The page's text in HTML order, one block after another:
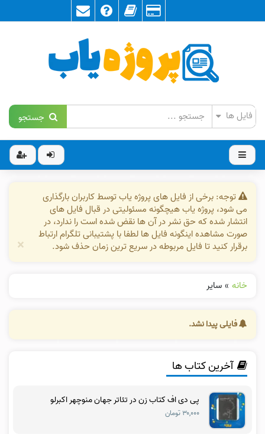
جستجو
توجه: برخی از فایل های پروژه یاب توسط کاربران بارگذاری
می شود، پروژه یاب هیچگونه مسئولیتی در قبال فایل های
انتشار شده که حق نشر در آن ها نقض شده است را ندارد، در
صورت مشاهده اینگونه فایل ها لطفا با پشتیبانی تلگرام ارتباط
برقرار کنید تا فایل مربوطه در سریع ترین زمان حذف شود.
×
خانه » سایر
فایلی پیدا نشد.
آخرین کتاب ها
پی دی اف کتاب زن در تئاتر جهان منوچهر اکبرلو
۳۰,۰۰۰ تومان